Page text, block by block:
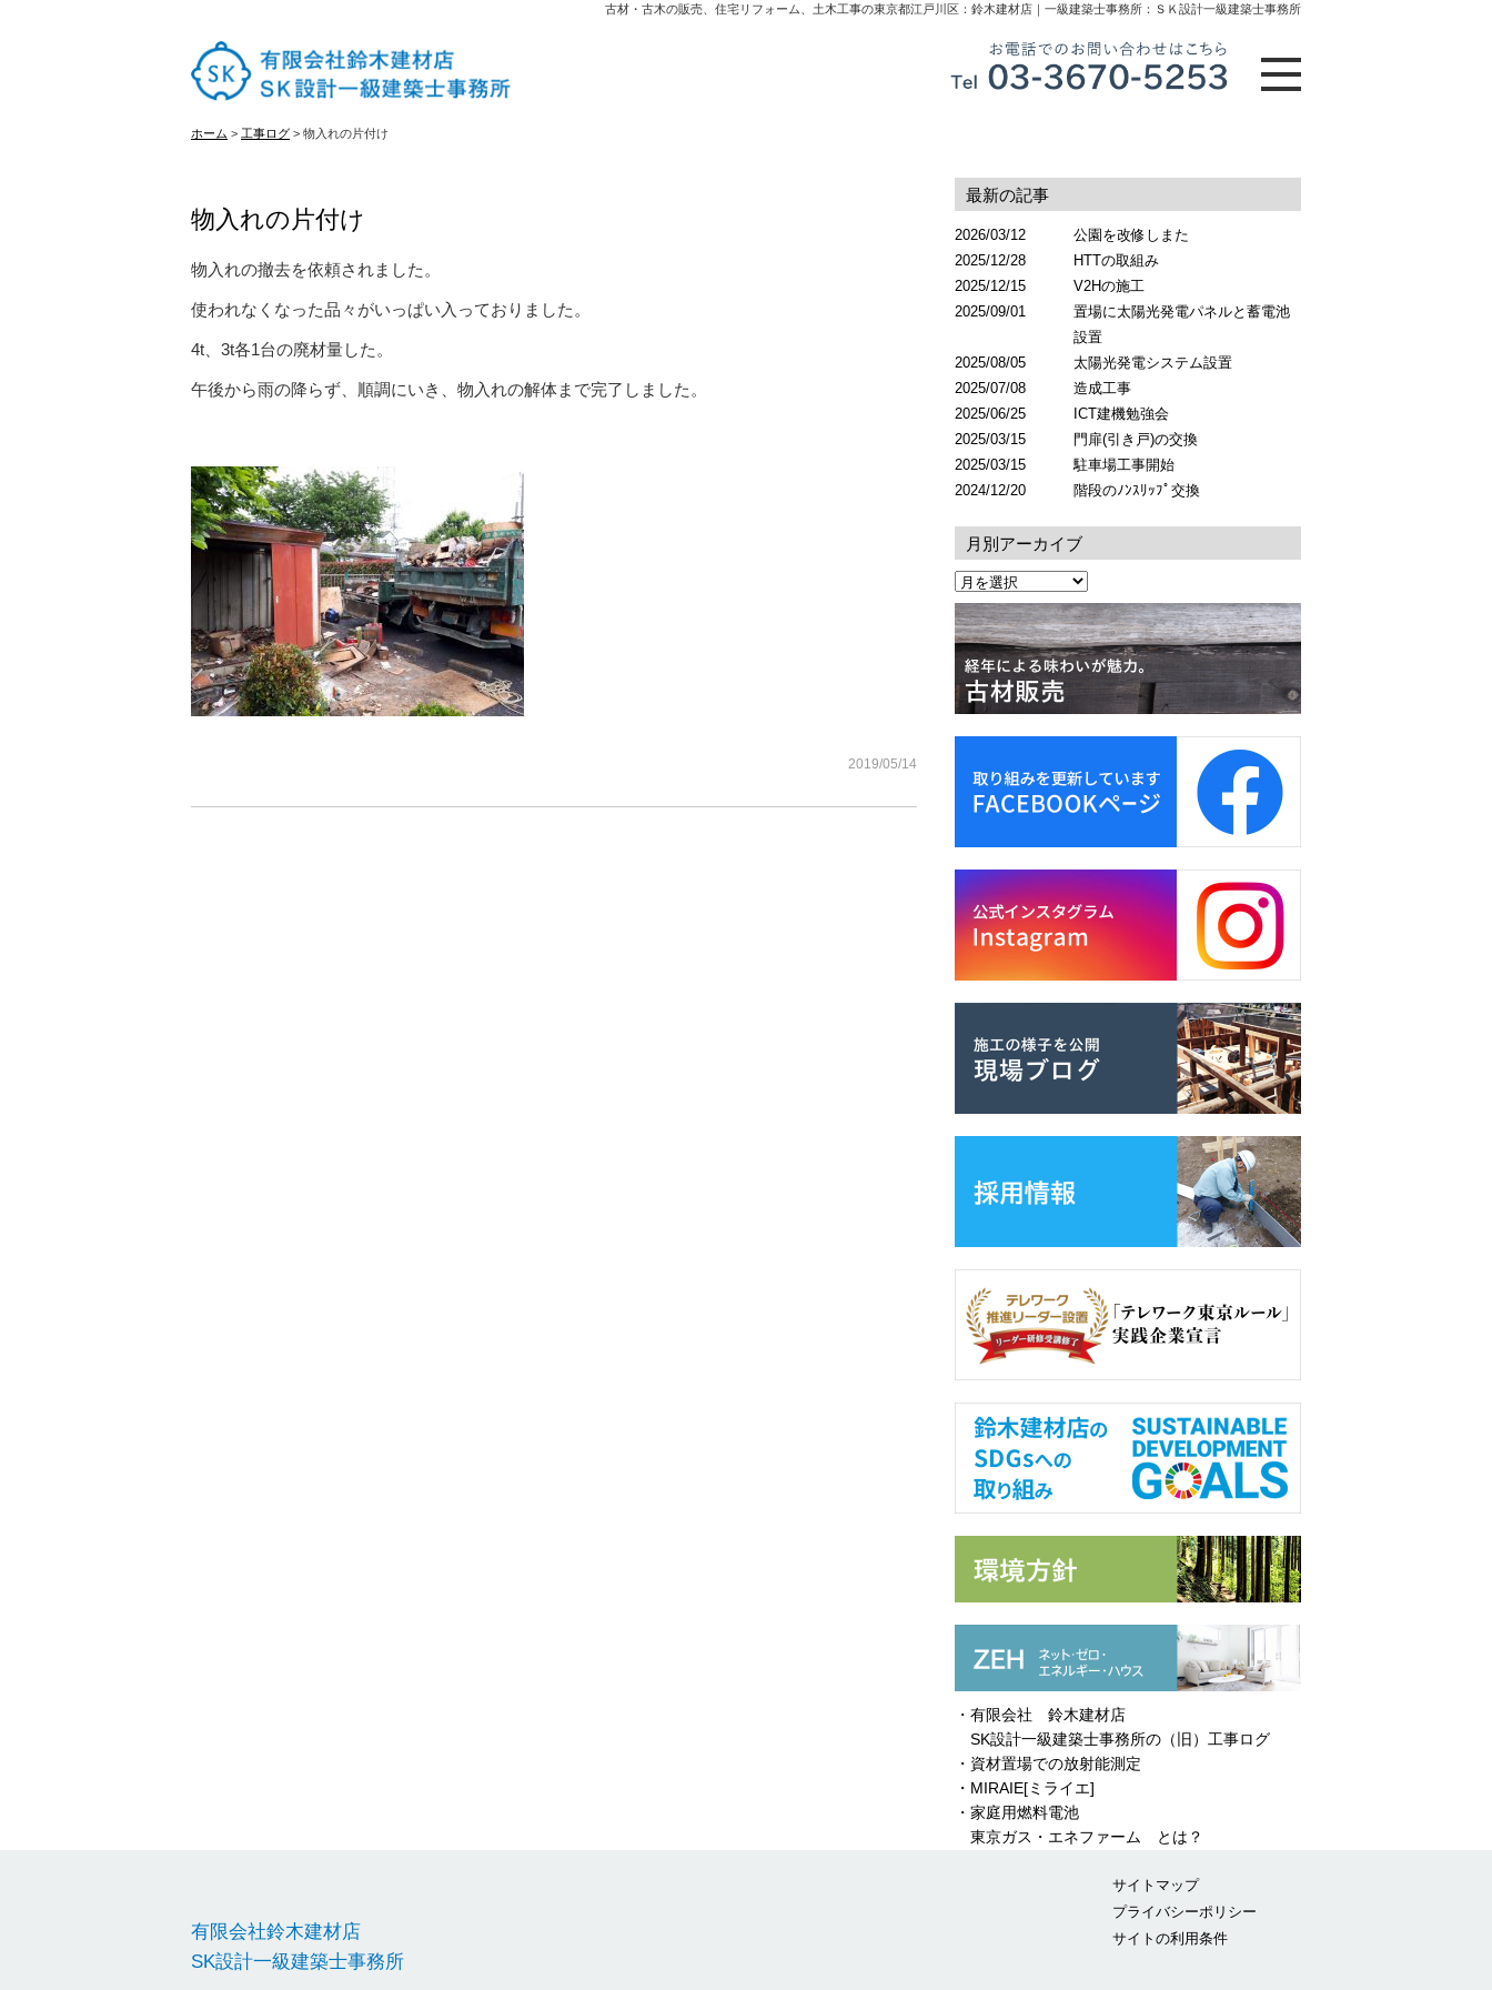
古材・古木の販売、住宅リフォーム、土木工事の東京都江戸川区：鈴木建材店｜一級建築士事務所：ＳＫ設計一級建築士事務所
ホーム > 工事ログ > 物入れの片付け
物入れの片付け
物入れの撤去を依頼されました。
使われなくなった品々がいっぱい入っておりました。
4t、3t各1台の廃材量した。
午後から雨の降らず、順調にいき、物入れの解体まで完了しました。
2019/05/14
最新の記事
2026/03/12
公園を改修しまた
2025/12/28
HTTの取組み
2025/12/15
V2Hの施工
2025/09/01
置場に太陽光発電パネルと蓄電池
設置
2025/08/05
太陽光発電システム設置
2025/07/08
造成工事
2025/06/25
ICT建機勉強会
2025/03/15
門扉(引き戸)の交換
2025/03/15
駐車場工事開始
2024/12/20
階段のﾉﾝｽﾘｯﾌﾟ交換
月別アーカイブ
・有限会社 鈴木建材店
SK設計一級建築士事務所の（旧）工事ログ
・資材置場での放射能測定
・MIRAIE[ミライエ]
・家庭用燃料電池
東京ガス・エネファーム とは？
有限会社鈴木建材店
SK設計一級建築士事務所
サイトマップ
プライバシーポリシー
サイトの利用条件